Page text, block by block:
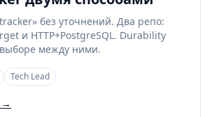
без уточнений. Два репо:
и HTTP+PostgreSQL. Durability
между ними.
Tech Lead
→